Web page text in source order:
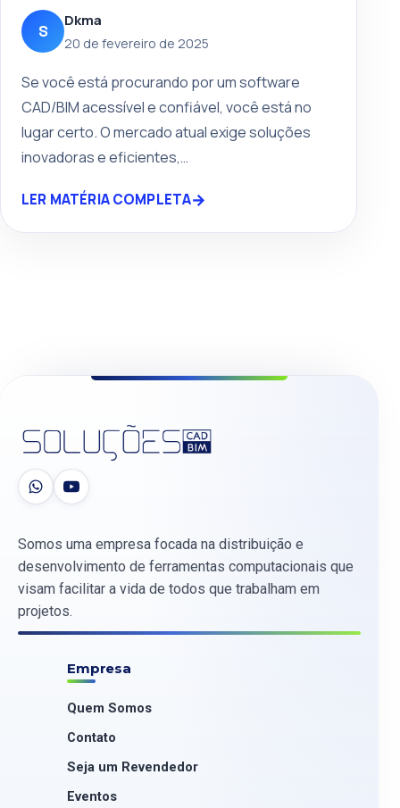
S
Dkma
20 de fevereiro de 2025
Se você está procurando por um software
CAD/BIM acessível e confiável, você está no
lugar certo. O mercado atual exige soluções
inovadoras e eficientes,…
LER MATÉRIA COMPLETA→
Somos uma empresa focada na distribuição e
desenvolvimento de ferramentas computacionais que
visam facilitar a vida de todos que trabalham em
projetos.
Empresa
Quem Somos
Contato
Seja um Revendedor
Eventos